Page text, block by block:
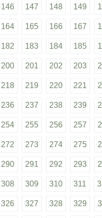
146 147 148 149
164 165 166 167
182 183 184 185
200 201 202 203
218 219 220 221
236 237 238 239
254 255 256 257
272 273 274 275
290 291 292 293
308 309 310 311
326 327 328 329